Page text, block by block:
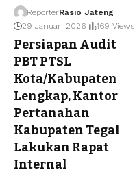
ReporterRasio Jateng
29 Januari 2026
169 Views
Persiapan Audit
PBT PTSL
Kota/Kabupaten
Lengkap, Kantor
Pertanahan
Kabupaten Tegal
Lakukan Rapat
Internal